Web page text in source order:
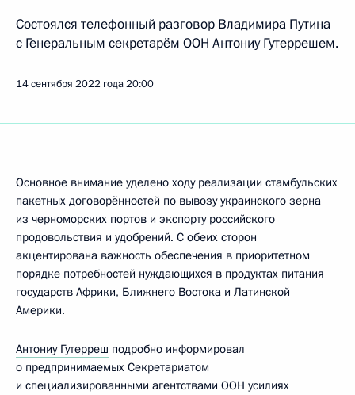
Состоялся телефонный разговор Владимира Путина
с Генеральным секретарём ООН Антониу Гутеррешем.
14 сентября 2022 года20:00
Основное внимание уделено ходу реализации стамбульских
пакетных договорённостей по вывозу украинского зерна
из черноморских портов и экспорту российского
продовольствия и удобрений. С обеих сторон
акцентирована важность обеспечения в приоритетном
порядке потребностей нуждающихся в продуктах питания
государств Африки, Ближнего Востока и Латинской
Америки.
Антониу Гутерреш подробно информировал
о предпринимаемых Секретариатом
и специализированными агентствами ООН усилиях